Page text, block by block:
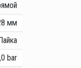
мм
bar